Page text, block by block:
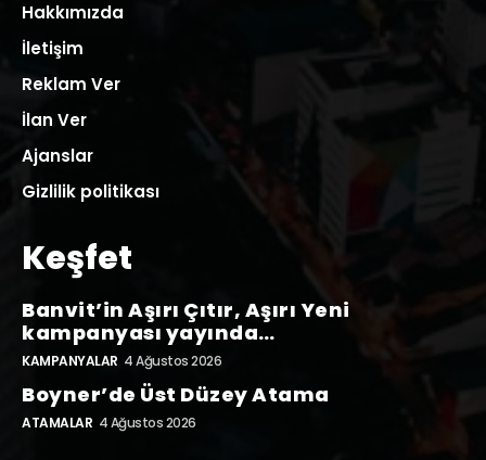
Hakkımızda
İletişim
Reklam Ver
İlan Ver
Ajanslar
Gizlilik politikası
Keşfet
Banvit’in Aşırı Çıtır, Aşırı Yeni
kampanyası yayında…
KAMPANYALAR 4 Ağustos 2026
Boyner’de Üst Düzey Atama
ATAMALAR 4 Ağustos 2026